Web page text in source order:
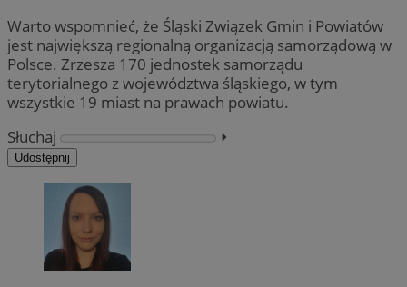
Warto wspomnieć, że Śląski Związek Gmin i Powiatów
jest największą regionalną organizacją samorządową w
Polsce. Zrzesza 170 jednostek samorządu
terytorialnego z województwa śląskiego, w tym
wszystkie 19 miast na prawach powiatu.
Słuchaj
⏵︎
Udostępnij